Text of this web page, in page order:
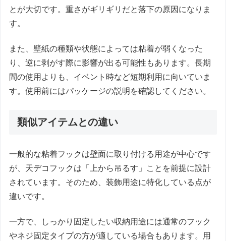
とが大切です。重さがギリギリだと落下の原因になりま
す。
また、壁紙の種類や状態によっては粘着が弱くなった
り、逆に剥がす際に影響が出る可能性もあります。長期
間の使用よりも、イベント時など短期利用に向いていま
す。使用前にはパッケージの説明を確認してください。
類似アイテムとの違い
一般的な粘着フックは壁面に取り付ける用途が中心です
が、天デコフックは「上から吊るす」ことを前提に設計
されています。そのため、装飾用途に特化している点が
違いです。
一方で、しっかり固定したい収納用途には通常のフック
やネジ固定タイプの方が適している場合もあります。用